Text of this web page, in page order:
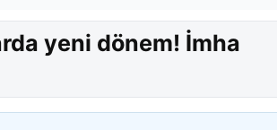
yeni dönem! İmha